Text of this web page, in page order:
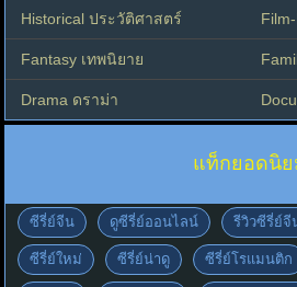
Historical ประวัติศาสตร์
Fantasy เทพนิยาย
Drama ดราม่า
แท็กยอดนิย
ซีรี่ย์จีน ดูซีรี่ย์ออนไลน์ รีวิวซีรี่ย์จี
ซีรี่ย์ใหม่ ซีรี่ย์น่าดู ซีรี่ย์โรแมนติก